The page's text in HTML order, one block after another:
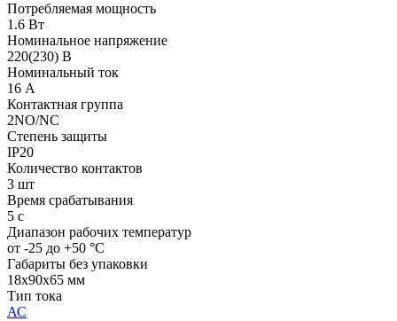
Потребляемая мощность
1.6 Вт
Номинальное напряжение
220(230) В
Номинальный ток
16 А
Контактная группа
2NO/NC
Степень защиты
IP20
Количество контактов
3 шт
Время срабатывания
5 с
Диапазон рабочих температур
от -25 до +50 °С
Габариты без упаковки
18x90x65 мм
Тип тока
АС